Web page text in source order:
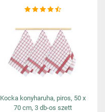
Kocka konyharuha, piros, 50 x
70 cm, 3 db-os szett